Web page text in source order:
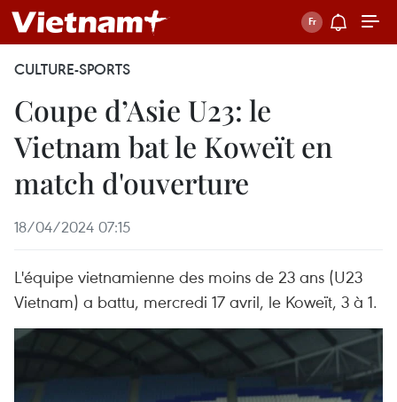
CULTURE-SPORTS
Coupe d’Asie U23: le
Vietnam bat le Koweït en
match d'ouverture
18/04/2024 07:15
L'équipe vietnamienne des moins de 23 ans (U23
Vietnam) a battu, mercredi 17 avril, le Koweït, 3 à 1.